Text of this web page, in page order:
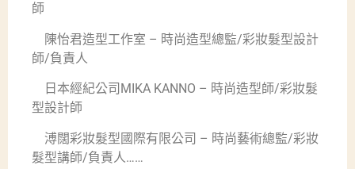
師
陳怡君造型工作室 – 時尚造型總監/彩妝髮型設計
師/負責人
日本經紀公司MIKA KANNO – 時尚造型師/彩妝髮
型設計師
溥闊彩妝髮型國際有限公司 – 時尚藝術總監/彩妝
髮型講師/負責人……